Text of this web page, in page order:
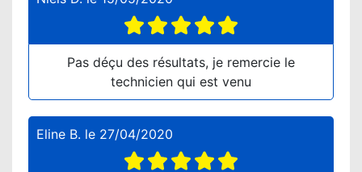
Pas déçu des résultats, je remercie le
technicien qui est venu
Eline B. le 27/04/2020